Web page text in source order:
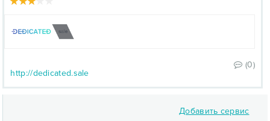
(0)
http://dedicated.sale
Добавить сервис